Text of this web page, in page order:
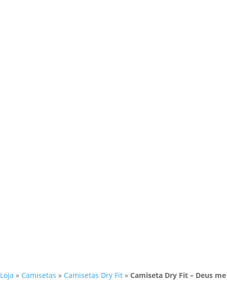
Loja » Camisetas » Camisetas Dry Fit » Camiseta Dry Fit – Deus me